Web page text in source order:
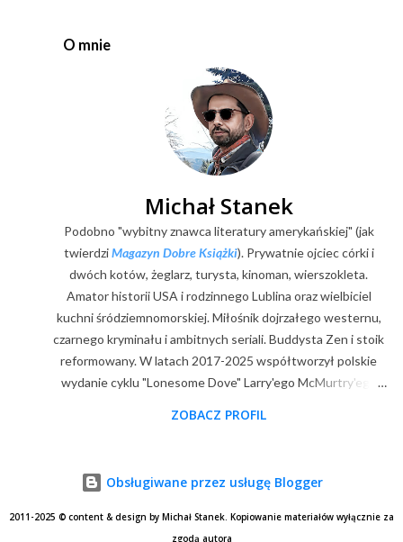
O mnie
Michał Stanek
Podobno "wybitny znawca literatury amerykańskiej" (jak
twierdziMagazyn Dobre Książki). Prywatnie ojciec córki i
dwóch kotów, żeglarz, turysta, kinoman, wierszokleta.
Amator historii USA i rodzinnego Lublina oraz wielbiciel
kuchni śródziemnomorskiej. Miłośnik dojrzałego westernu,
czarnego kryminału i ambitnych seriali. Buddysta Zen i stoik
reformowany. W latach 2017-2025 współtworzył polskie
wydanie cyklu "Lonesome Dove" Larry'ego McMurtry'ego
ZOBACZ PROFIL
Obsługiwane przez usługę Blogger
2011-2025 © content & design by Michał Stanek. Kopiowanie materiałów wyłącznie za
zgodą autora